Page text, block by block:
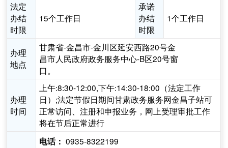
法定
办结
时限
15个工作日
承诺
办结
时限
1个工作日
办理
地点
甘肃省-金昌市-金川区延安西路20号金
昌市人民政府政务服务中心-B区20号窗
口。
办理
时间
上午:8:30-12:00,下午:14:30-18:00（法定工作
日）;法定节假日期间甘肃政务服务网金昌子站可
正常访问、注册和申报业务，网上受理审批工作
将在节后正常进行
电话： 0935-8322199